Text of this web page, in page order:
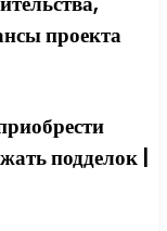
проекта
подделок |